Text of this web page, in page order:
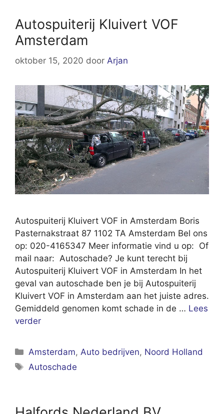
Autospuiterij Kluivert VOF
Amsterdam
oktober 15, 2020 door Arjan
Autospuiterij Kluivert VOF in Amsterdam Boris
Pasternakstraat 87 1102 TA Amsterdam Bel ons
op: 020-4165347 Meer informatie vind u op: Of
mail naar: Autoschade? Je kunt terecht bij
Autospuiterij Kluivert VOF in Amsterdam In het
geval van autoschade ben je bij Autospuiterij
Kluivert VOF in Amsterdam aan het juiste adres.
Gemiddeld genomen komt schade in de … Lees
verder
Categorieën
Amsterdam, Auto bedrijven, Noord Holland
Tags
Autoschade